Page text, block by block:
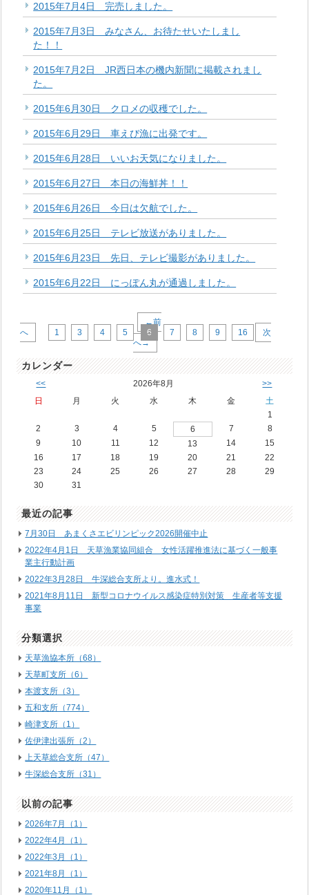
2015年7月4日 完売しました。
2015年7月3日 みなさん、お待たせいたしまし
た！！
2015年7月2日 JR西日本の機内新聞に掲載されまし
た。
2015年6月30日 クロメの収穫でした。
2015年6月29日 車えび漁に出発です。
2015年6月28日 いいお天気になりました。
2015年6月27日 本日の海鮮丼！！
2015年6月26日 今日は欠航でした。
2015年6月25日 テレビ放送がありました。
2015年6月23日 先日、テレビ撮影がありました。
2015年6月22日 にっぽん丸が通過しました。
←前
へ
1 3 4 5 6 7 8 9 16
次
へ→
カレンダー
<< 2026年8月 >>
日 月 火 水 木 金
土
1
2
3 4 5 6 7
8
9
10 11 12 13 14
15
16
17 18 19 20 21
22
23
24 25 26 27 28
29
30
31
最近の記事
7月30日 あまくさエビリンピック2026開催中止
2022年4月1日 天草漁業協同組合 女性活躍推進法に基づく一般事
業主行動計画
2022年3月28日 牛深総合支所より。進水式！
2021年8月11日 新型コロナウイルス感染症特別対策 生産者等支援
事業
分類選択
天草漁協本所（68）
天草町支所（6）
本渡支所（3）
五和支所（774）
崎津支所（1）
佐伊津出張所（2）
上天草総合支所（47）
牛深総合支所（31）
以前の記事
2026年7月（1）
2022年4月（1）
2022年3月（1）
2021年8月（1）
2020年11月（1）